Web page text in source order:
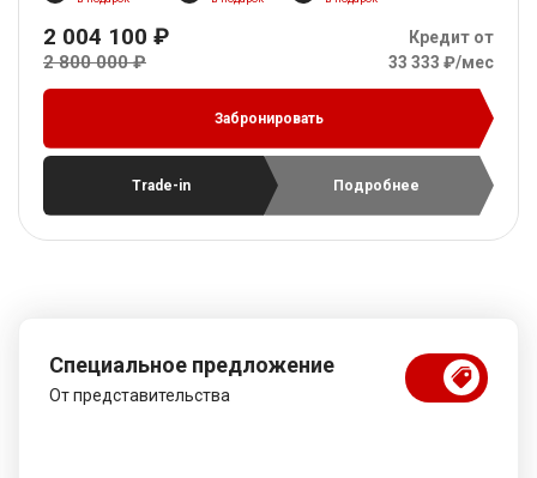
2 004 100 ₽
2 800 000 ₽
Кредит от
33 333 ₽/мес
Забронировать
Trade-in Подробнее
Специальное предложение
От представительства